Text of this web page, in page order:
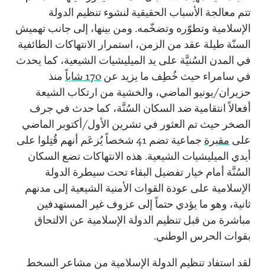
تتم معالجة الأسباب الحقيقية لنشوء تنظيم الدولة
الإسلامية وتطوّره وتضخّمه. ومن بينها، إلى جانب تهميش
السنّة طيلة عقد من الزمن، استمرار الانتهاكات الطائفية
في المدن السُنيَّة على يد الميليشيات الشيعية، كما يحدث
في سامراء حيث خُطِف ما يزيد عن 170 شاباً
منذ
حزيران/يونيو الماضي، والخشية من ارتكاب الشيعة
أفعالاً انتقامية ضد السكان السُنَّة، كما حدث في جرف
الصخر حيث تم العثور في تشرين الأول/أكتوبر الماضي
على مقبرة
جماعية تضم 41 شخصاً يُزعَم أنهم قُتِلوا على
أيدي الميليشيات الشيعية. هذه الانتهاكات تضع السكان
السُنَّة أمام خيار تفضيل البقاء تحت سيطرة الدولة
الإسلامية على عودة القوات الأمنية الشيعية إلى مدنهم
ثانية، وهو ما يؤدي حتماً إلى عزوف غير المستهدفين
مباشرة من قبل تنظيم الدولة الإسلامية عن الالتحاق
بقوات الحرس الوطني.
لقد استفاد تنظيم الدولة الإسلامية من مشاعر السخط